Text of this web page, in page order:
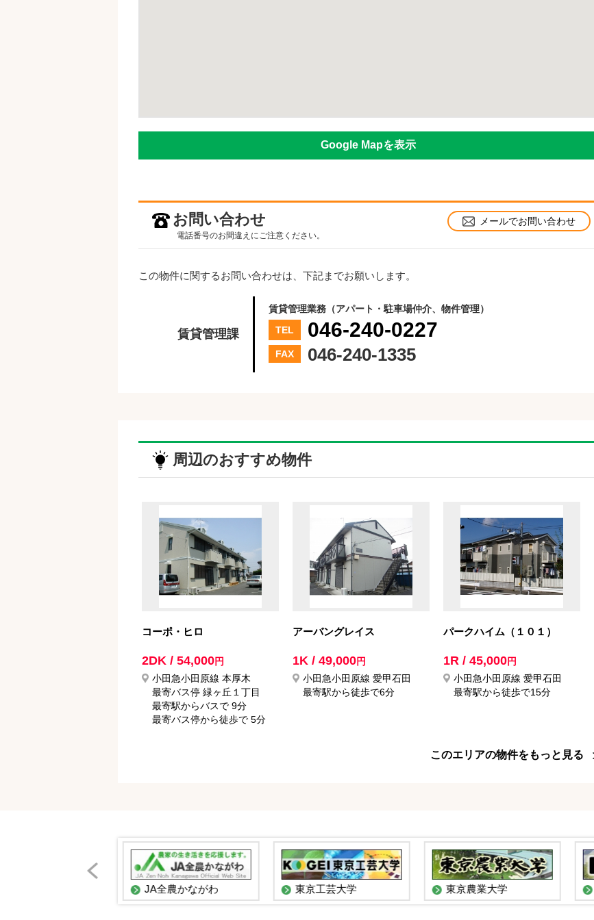
Google Mapを表示
お問い合わせ
電話番号のお間違えにご注意ください。
この物件に関するお問い合わせは、下記までお願いします。
メールでお問い合わせ
賃貸管理課
賃貸管理業務（アパート・駐車場仲介、物件管理）
TEL
046-240-0227
FAX 046-240-1335
周辺のおすすめ物件
コーポ・ヒロ
2DK / 54,000円
小田急小田原線 本厚木
最寄バス停 緑ヶ丘１丁目
最寄駅からバスで 9分
最寄バス停から徒歩で 5分
アーバングレイス
1K / 49,000円
小田急小田原線 愛甲石田
最寄駅から徒歩で6分
パークハイム（１０１）
1R / 45,000円
小田急小田原線 愛甲石田
最寄駅から徒歩で15分
このエリアの物件をもっと見る
JA全農かながわ 東京工芸大学 東京農業大学